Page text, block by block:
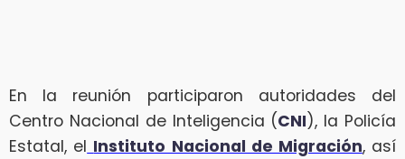
En la reunión participaron autoridades del
Centro Nacional de Inteligencia (CNI), la Policía
Estatal, el Instituto Nacional de Migración, así